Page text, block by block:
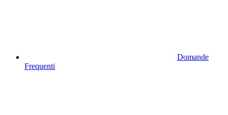
Domande
Frequenti